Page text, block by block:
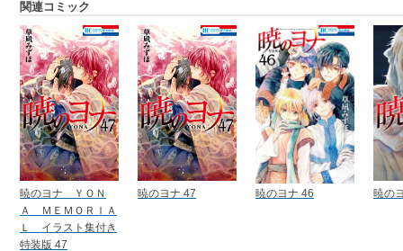
関連コミック
暁のヨナ ＹＯＮ
Ａ ＭＥＭＯＲＩＡ
Ｌ イラスト集付き
特装版 47
暁のヨナ 47 暁のヨナ 46 暁の